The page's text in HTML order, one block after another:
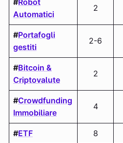
Automatici
2
#Portafogli
gestiti
2-6
#Bitcoin &
Criptovalute
2
#Crowdfunding
Immobiliare
4
#ETF 8